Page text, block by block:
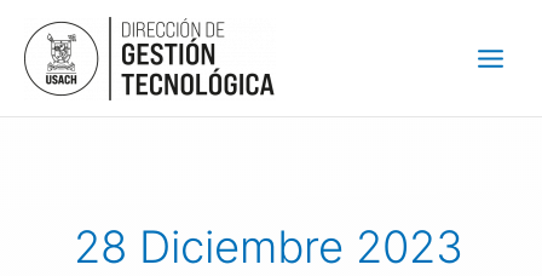
contenido
28 Diciembre 2023